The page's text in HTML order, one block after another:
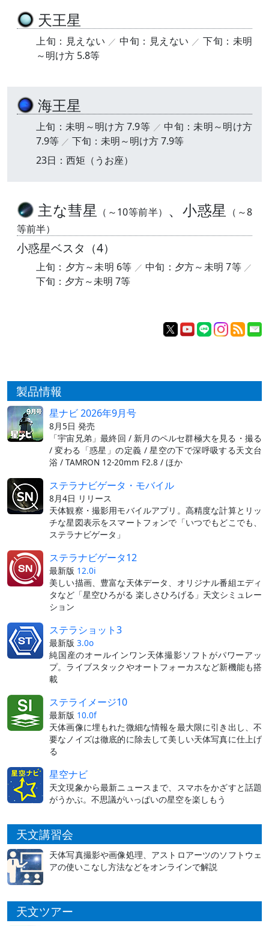
天王星
上旬：見えない 中旬：見えない
下旬：未明
～明け方 5.8等
海王星
上旬：未明～明け方 7.9等
中旬：未明～明け方
7.9等
下旬：未明～明け方 7.9等
23日：西矩（うお座）
主な彗星 （～10等前半） 、小惑星
（～8
等前半）
小惑星ベスタ（4）
上旬：夕方～未明 6等
中旬：夕方～未明 7等
下旬：夕方～未明 7等
製品情報
星ナビ 2026年9月号
8月5日 発売
「宇宙兄弟」最終回 / 新月のペルセ群極大を見る・撮る
/ 変わる「惑星」の定義 / 星空の下で深呼吸する天文台
浴 / TAMRON 12-20mm F2.8 / ほか
ステラナビゲータ・モバイル
8月4日 リリース
天体観察・撮影用モバイルアプリ。高精度な計算とリッ
チな星図表示をスマートフォンで「いつでもどこでも、
ステラナビゲータ」
ステラナビゲータ12
最新版 12.0i
美しい描画、豊富な天体データ、オリジナル番組エディ
タなど「星空ひろがる 楽しさひろげる」天文シミュレー
ション
ステラショット3
最新版 3.0o
純国産のオールインワン天体撮影ソフトがパワーアッ
プ。ライブスタックやオートフォーカスなど新機能も搭
載
ステライメージ10
最新版 10.0f
天体画像に埋もれた微細な情報を最大限に引き出し、不
要なノイズは徹底的に除去して美しい天体写真に仕上げ
る
星空ナビ
天文現象から最新ニュースまで、スマホをかざすと話題
がうかぶ。不思議がいっぱいの星空を楽しもう
天文講習会
天体写真撮影や画像処理、アストロアーツのソフトウェ
アの使いこなし方法などをオンラインで解説
天文ツアー